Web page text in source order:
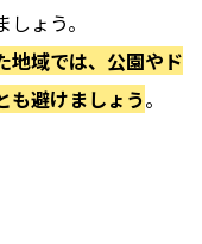
ょう。
地域では、公園やド
も避けましょう。